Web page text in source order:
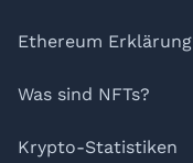
Ethereum Erklärung
Was sind NFTs?
Krypto-Statistiken